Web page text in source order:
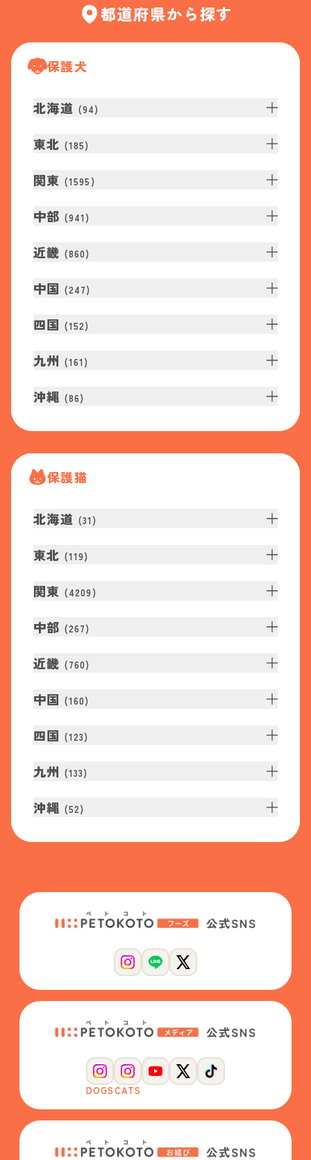
都道府県から探す
保護犬
北海道 (94)
東北 (185)
関東 (1595 )
中部 (941 )
近畿 (860)
中国 (247)
四国 (152)
九州 (161 )
沖縄 (86)
保護猫
北海道 (31 )
東北 (119)
関東 (4209 )
中部 (267)
近畿 (760)
中国 (160)
四国 (123)
九州 (133)
沖縄 (52)
DOGSCATS